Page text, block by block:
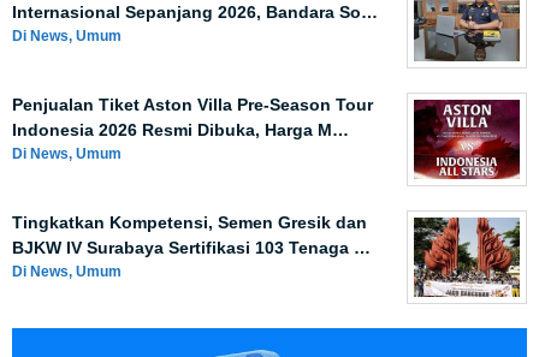
Internasional Sepanjang 2026, Bandara So…
Di News, Umum
Penjualan Tiket Aston Villa Pre-Season Tour
Indonesia 2026 Resmi Dibuka, Harga M…
Di News, Umum
Tingkatkan Kompetensi, Semen Gresik dan
BJKW IV Surabaya Sertifikasi 103 Tenaga …
Di News, Umum